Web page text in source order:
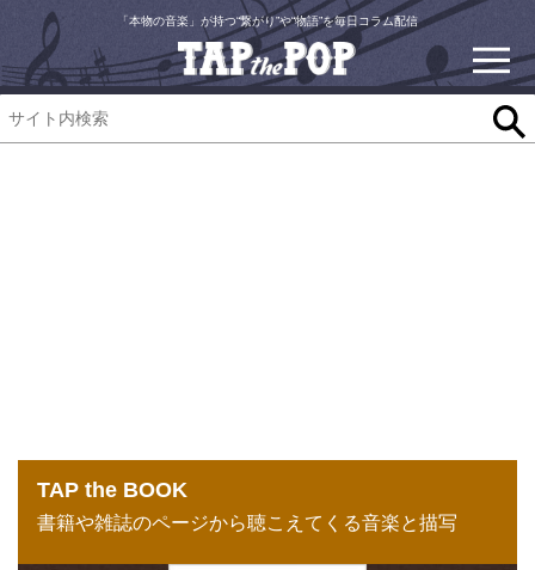
「本物の音楽」が持つ“繋がり”や“物語”を毎日コラム配信
TAP the BOOK
書籍や雑誌のページから聴こえてくる音楽と描写